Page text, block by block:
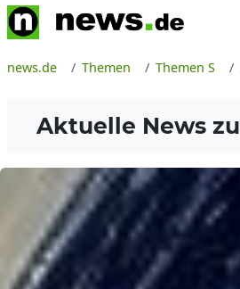
news.de Themen Themen S
Aktuelle News zu